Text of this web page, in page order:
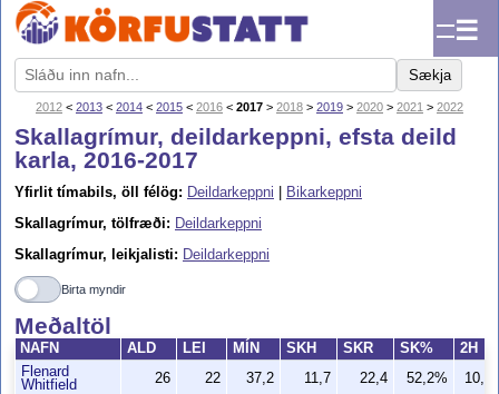
☰
Sækja
2012 < 2013 < 2014 < 2015 < 2016 < 2017 > 2018 > 2019 > 2020 > 2021 > 2022
Skallagrímur, deildarkeppni, efsta deild
karla, 2016-2017
Yfirlit tímabils, öll félög: Deildarkeppni
Bikarkeppni
Skallagrímur, tölfræði: Deildarkeppni
Skallagrímur, leikjalisti: Deildarkeppni
Birta myndir
Meðaltöl
NAFN ALD LEI MÍN SKH SKR SK%
2H
Flenard
Whitfield
26 22 37,2 11,7 22,4 52,2%
10,5